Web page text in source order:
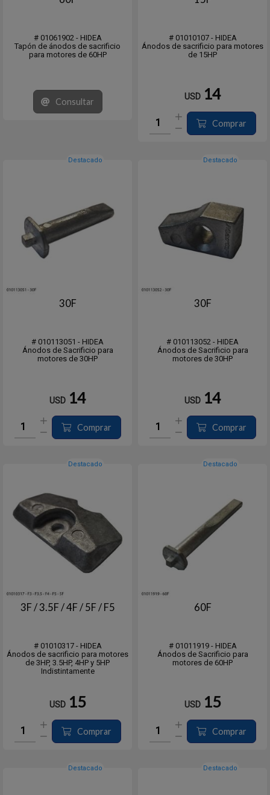
# 01061902 - HIDEA
Tapón de ánodos de sacrificio
para motores de 60HP
Consultar
# 01010107 - HIDEA
Ánodos de sacrificio para motores
de 15HP
USD 14
Comprar
Destacado
30F
# 010113051 - HIDEA
Ánodos de Sacrificio para
motores de 30HP
USD 14
Comprar
Destacado
30F
# 010113052 - HIDEA
Ánodos de Sacrificio para
motores de 30HP
USD 14
Comprar
Destacado
3F / 3.5F / 4F / 5F / F5
# 01010317 - HIDEA
Ánodos de sacrificio para motores
de 3HP, 3.5HP, 4HP y 5HP
Indistintamente
USD 15
Comprar
Destacado
60F
# 01011919 - HIDEA
Ánodos de Sacrificio para
motores de 60HP
USD 15
Comprar
Destacado Destacado